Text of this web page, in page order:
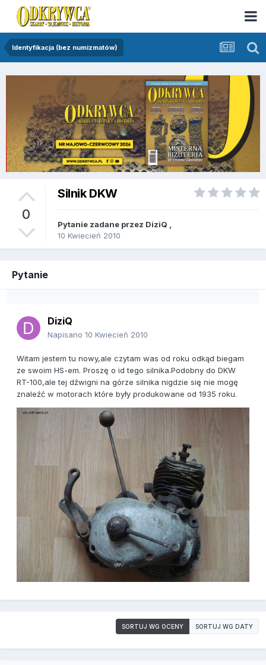
Identyfikacja (bez numizmatów)
0
Silnik DKW
Pytanie zadane przez DiziQ
10 Kwiecień 2010
Pytanie
DiziQ
Napisano 10 Kwiecień 2010
Witam jestem tu nowy,ale czytam was od roku odkąd biegam
ze swoim HS-em. Proszę o id tego silnika.Podobny do DKW
RT-100,ale tej dźwigni na górze silnika nigdzie się nie mogę
znaleźć w motorach które były produkowane od 1935 roku.
SORTUJ WG OCENY SORTUJ WG DATY